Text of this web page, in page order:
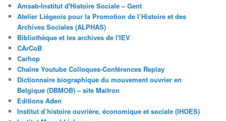
Amsab-Institut d'Histoire Sociale – Gent
Atelier Liégeois pour la Promotion de l’Histoire et des
Archives Sociales (ALPHAS)
Bibliothèque et les archives de l'IEV
CArCoB
Carhop
Chaîne Youtube Colloques-Conférences Replay
Dictionnaire biographique du mouvement ouvrier en
Belgique (DBMOB) – site Maitron
Editions Aden
Institut d’histoire ouvrière, économique et sociale (IHOES)